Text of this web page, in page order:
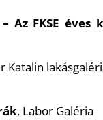
Az FKSE éves
Katalin
, Labor Galéria